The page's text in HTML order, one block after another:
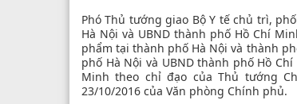
Phó Thủ tướng giao Bộ Y tế chủ trì,
Hà Nội và UBND thành phố Hồ Chí
phẩm tại thành phố Hà Nội và thành
phố Hà Nội và UBND thành phố Hồ
Minh theo chỉ đạo của Thủ tướng
23/10/2016 của Văn phòng Chính phủ.